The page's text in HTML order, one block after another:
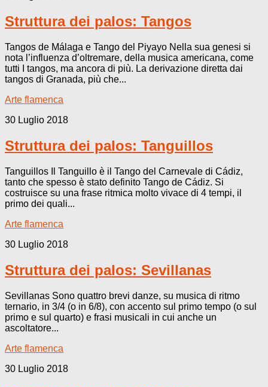
Struttura dei palos: Tangos
Tangos de Málaga e Tango del Piyayo Nella sua genesi si
nota l’influenza d’oltremare, della musica americana, come
tutti I tangos, ma ancora di più. La derivazione diretta dai
tangos di Granada, più che...
Arte flamenca
30 Luglio 2018
Struttura dei palos: Tanguillos
Tanguillos Il Tanguillo è il Tango del Carnevale di Cádiz,
tanto che spesso è stato definito Tango de Cádiz. Si
costruisce su una frase ritmica molto vivace di 4 tempi, il
primo dei quali...
Arte flamenca
30 Luglio 2018
Struttura dei palos: Sevillanas
Sevillanas Sono quattro brevi danze, su musica di ritmo
ternario, in 3/4 (o in 6/8), con accento sul primo tempo (o sul
primo e sul quarto) e frasi musicali in cui anche un
ascoltatore...
Arte flamenca
30 Luglio 2018